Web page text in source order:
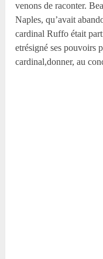
venons de raconter.
Naples, qu’avait
cardinal Ruffo était
etrésigné ses pouvoirs
cardinal,donner, au